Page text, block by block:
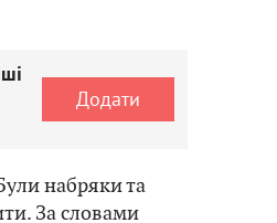
Додати
набряки та
За словами